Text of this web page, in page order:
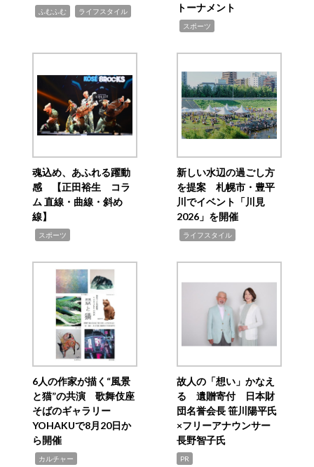
ふむふむ ライフスタイル
トーナメント
スポーツ
魂込め、あふれる躍動
感 【正田裕生 コラ
ム 直線・曲線・斜め
線】
スポーツ
新しい水辺の過ごし方
を提案 札幌市・豊平
川でイベント「川見
2026」を開催
ライフスタイル
6人の作家が描く“風景
と猫”の共演 歌舞伎座
そばのギャラリー
YOHAKUで8月20日か
ら開催
カルチャー
故人の「想い」かなえ
る 遺贈寄付 日本財
団名誉会長 笹川陽平氏
×フリーアナウンサー
長野智子氏
PR